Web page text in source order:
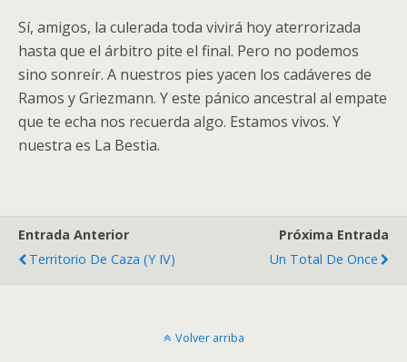
Sí, amigos, la culerada toda vivirá hoy aterrorizada
hasta que el árbitro pite el final. Pero no podemos
sino sonreír. A nuestros pies yacen los cadáveres de
Ramos y Griezmann. Y este pánico ancestral al empate
que te echa nos recuerda algo. Estamos vivos. Y
nuestra es La Bestia.
Entrada Anterior
Territorio De Caza (y IV)
Próxima Entrada
Un Total De Once
Volver arriba